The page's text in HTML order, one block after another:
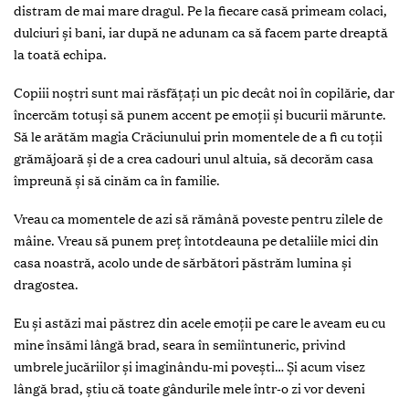
distram de mai mare dragul. Pe la fiecare casă primeam colaci,
dulciuri și bani, iar după ne adunam ca să facem parte dreaptă
la toată echipa.
Copiii noștri sunt mai răsfăţaţi un pic decât noi în copilărie, dar
încercăm totuși să punem accent pe emoţii și bucurii mărunte.
Să le arătăm magia Crăciunului prin momentele de a fi cu toţii
grămăjoară și de a crea cadouri unul altuia, să decorăm casa
împreună și să cinăm ca în familie.
Vreau ca momentele de azi să rămână poveste pentru zilele de
mâine. Vreau să punem preţ întotdeauna pe detaliile mici din
casa noastră, acolo unde de sărbători păstrăm lumina și
dragostea.
Eu și astăzi mai păstrez din acele emoţii pe care le aveam eu cu
mine însămi lângă brad, seara în semiîntuneric, privind
umbrele jucăriilor și imaginându-mi povești… Și acum visez
lângă brad, știu că toate gândurile mele într-o zi vor deveni